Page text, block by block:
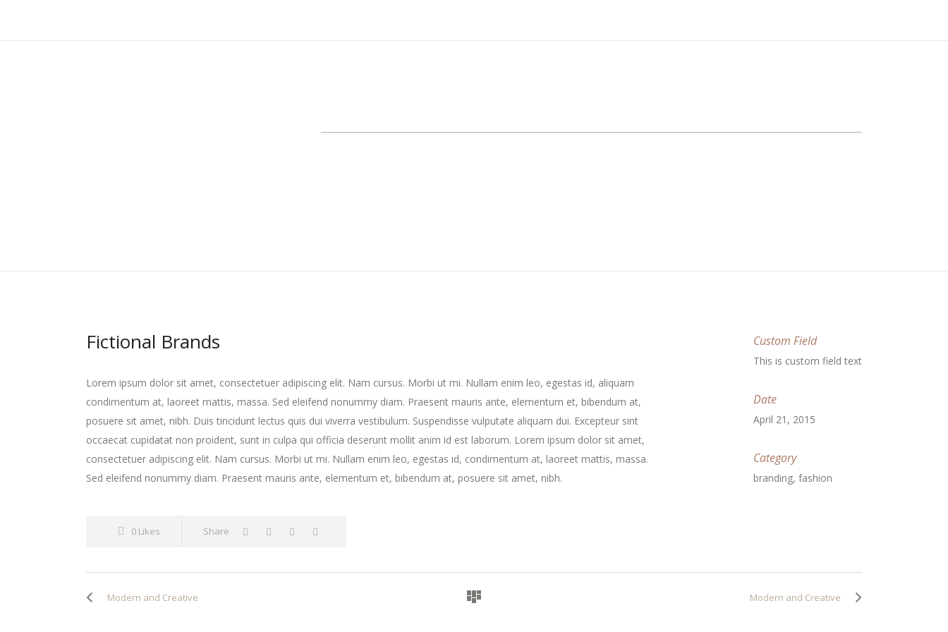
Fictional Brands
Lorem ipsum dolor sit amet, consectetuer adipiscing elit. Nam cursus. Morbi ut mi. Nullam enim leo, egestas id, aliquam
condimentum at, laoreet mattis, massa. Sed eleifend nonummy diam. Praesent mauris ante, elementum et, bibendum at,
posuere sit amet, nibh. Duis tincidunt lectus quis dui viverra vestibulum. Suspendisse vulputate aliquam dui. Excepteur sint
occaecat cupidatat non proident, sunt in culpa qui officia deserunt mollit anim id est laborum. Lorem ipsum dolor sit amet,
consectetuer adipiscing elit. Nam cursus. Morbi ut mi. Nullam enim leo, egestas id, condimentum at, laoreet mattis, massa.
Sed eleifend nonummy diam. Praesent mauris ante, elementum et, bibendum at, posuere sit amet, nibh.
0 Likes Share
Custom Field
This is custom field text
Date
April 21, 2015
Category
branding, fashion
Modern and Creative Modern and Creative